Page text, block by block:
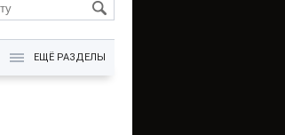
KG
ЕЩЁ РАЗДЕЛЫ